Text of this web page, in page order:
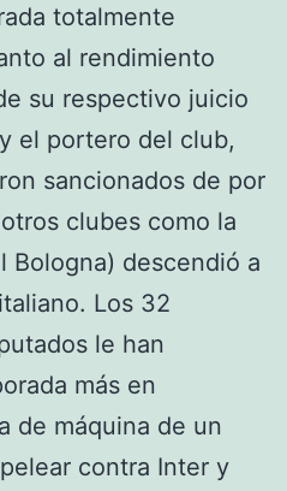
totalmente
al rendimiento
su respectivo juicio
el portero del club,
sancionados de por
clubes como la
Bologna) descendió a
Los 32
le han
más en
de máquina de un
contra Inter y